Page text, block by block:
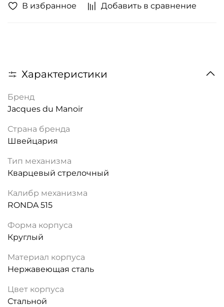
В избранное Добавить в сравнение
Характеристики
Бренд
Jacques du Manoir
Страна бренда
Швейцария
Тип механизма
Кварцевый стрелочный
Калибр механизма
RONDA 515
Форма корпуса
Круглый
Материал корпуса
Нержавеющая сталь
Цвет корпуса
Стальной